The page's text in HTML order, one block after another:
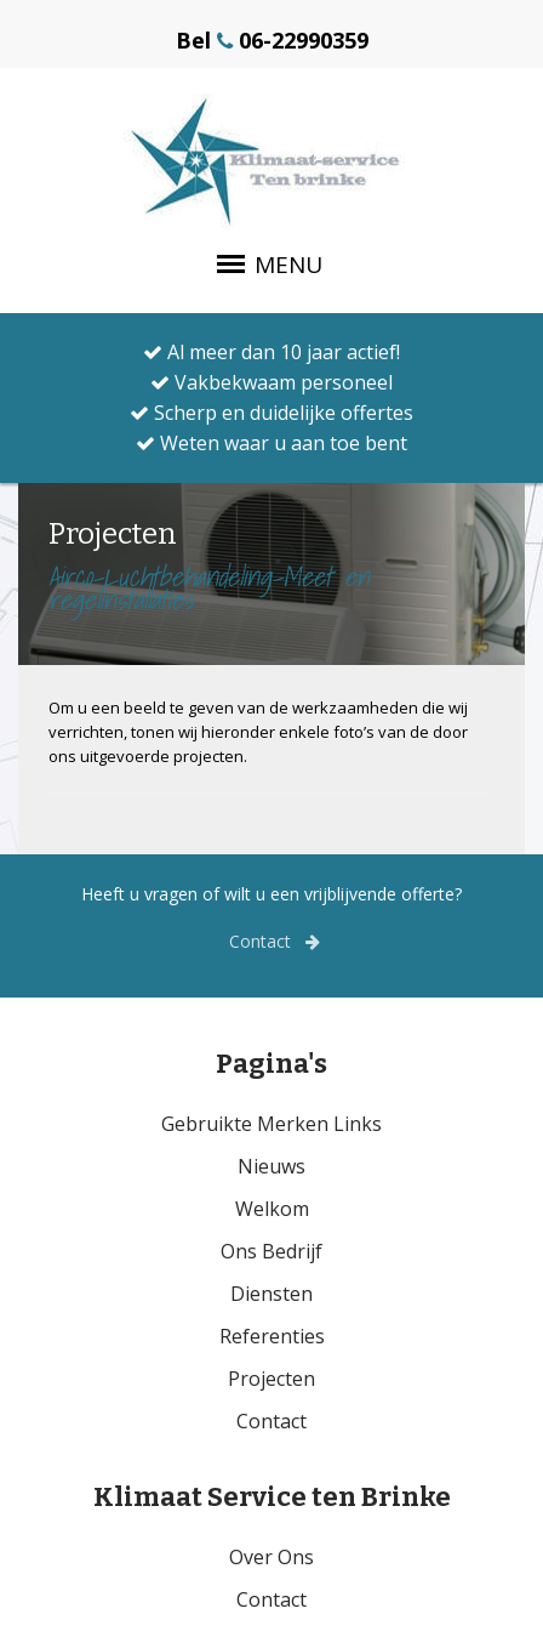
Bel 06-22990359
MENU
Al meer dan 10 jaar actief!
Vakbekwaam personeel
Scherp en duidelijke offertes
Weten waar u aan toe bent
Projecten
Airco-Luchtbehandeling-Meet en
regelinstallaties
Om u een beeld te geven van de werkzaamheden die wij
verrichten, tonen wij hieronder enkele foto’s van de door
ons uitgevoerde projecten.
Heeft u vragen of wilt u een vrijblijvende offerte?
Contact
Pagina's
Gebruikte Merken Links
Nieuws
Welkom
Ons Bedrijf
Diensten
Referenties
Projecten
Contact
Klimaat Service ten Brinke
Over Ons
Contact